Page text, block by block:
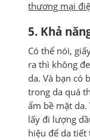
thương mại
5. Khả
Có thể nói,
ra thì không
da. Và bạn có
trong da quá
ẩm bề mặt
lấy đi lượng
hiệu để da tiết